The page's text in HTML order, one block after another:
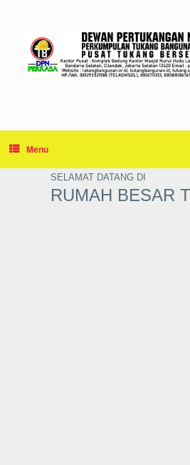
Menu
SELAMAT DATANG DI
RUMAH BESAR